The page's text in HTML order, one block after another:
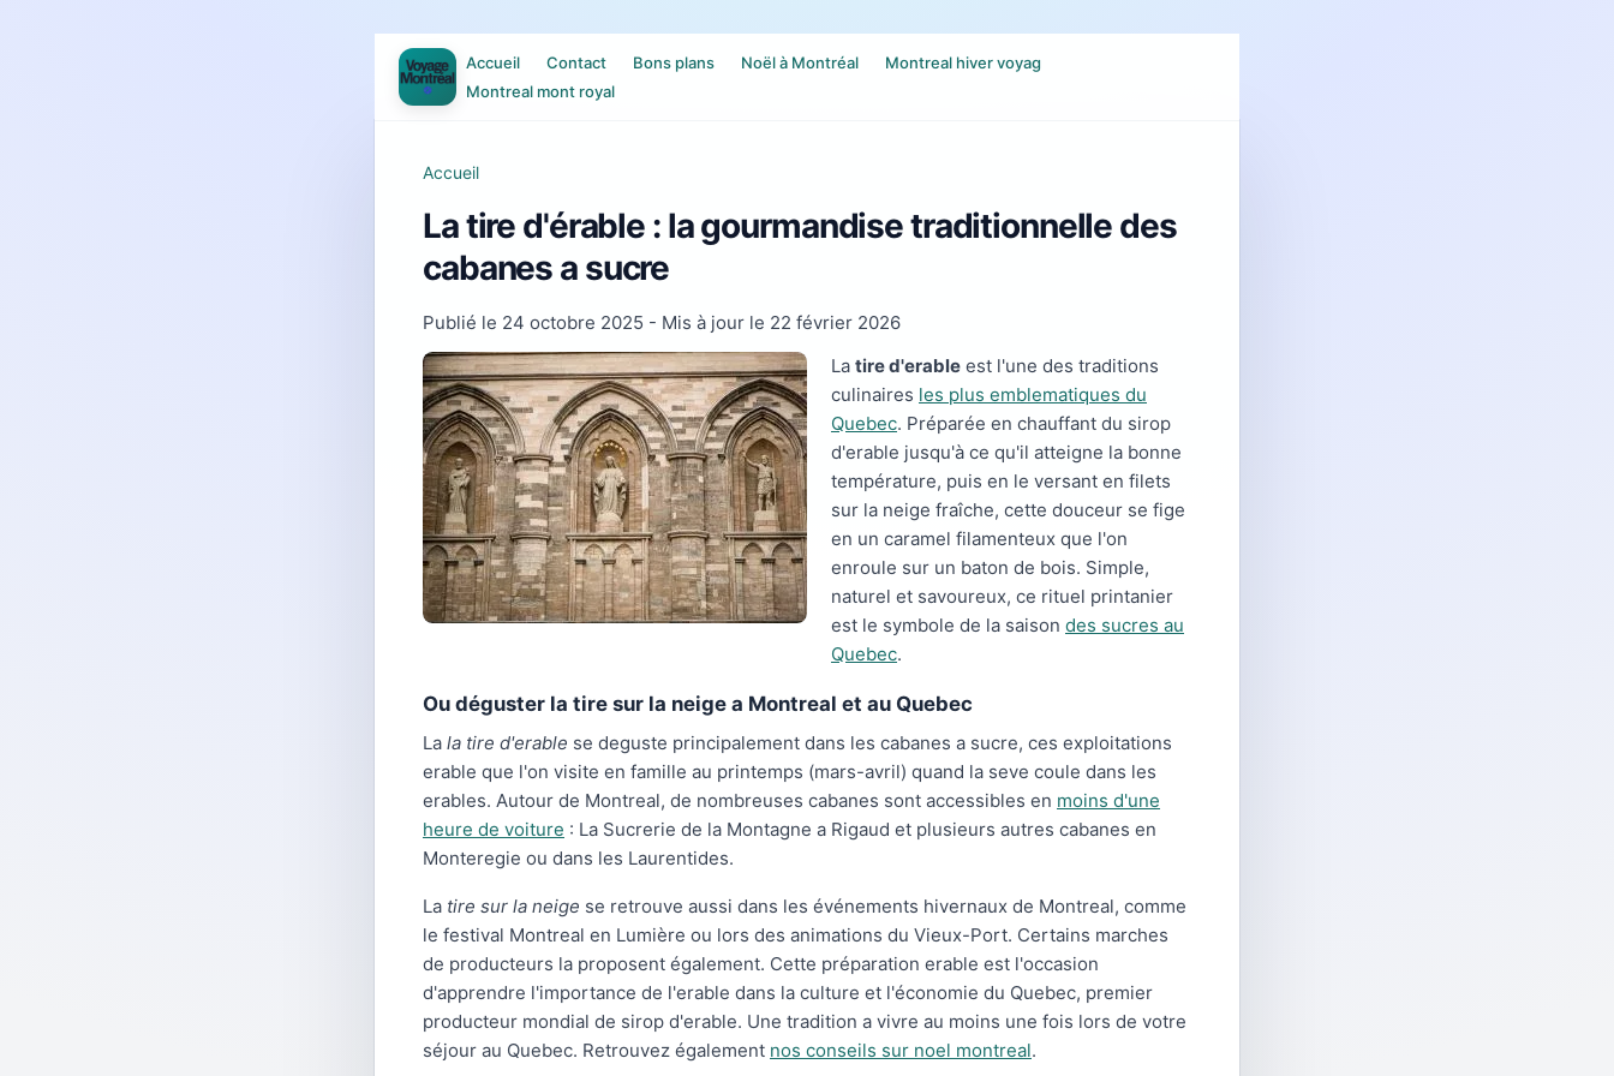
Accueil Contact Bons plans Noël à Montréal
Montreal hiver voyag
Montreal mont royal
Accueil
La tire d'érable : la gourmandise traditionnelle des
cabanes a sucre
Publié le 24 octobre 2025 - Mis à jour le 22 février 2026
La tire d'erable est l'une des traditions
culinaires les plus emblematiques du
Quebec. Préparée en chauffant du sirop
d'erable jusqu'à ce qu'il atteigne la bonne
température, puis en le versant en filets
sur la neige fraîche, cette douceur se fige
en un caramel filamenteux que l'on
enroule sur un baton de bois. Simple,
naturel et savoureux, ce rituel printanier
est le symbole de la saison des sucres au
Quebec.
Ou déguster la tire sur la neige a Montreal et au Quebec
La la tire d'erable se deguste principalement dans les cabanes a sucre, ces exploitations
erable que l'on visite en famille au printemps (mars-avril) quand la seve coule dans les
erables. Autour de Montreal, de nombreuses cabanes sont accessibles en moins d'une
heure de voiture : La Sucrerie de la Montagne a Rigaud et plusieurs autres cabanes en
Monteregie ou dans les Laurentides.
La tire sur la neige se retrouve aussi dans les événements hivernaux de Montreal, comme
le festival Montreal en Lumière ou lors des animations du Vieux-Port. Certains marches
de producteurs la proposent également. Cette préparation erable est l'occasion
d'apprendre l'importance de l'erable dans la culture et l'économie du Quebec, premier
producteur mondial de sirop d'erable. Une tradition a vivre au moins une fois lors de votre
séjour au Quebec. Retrouvez également nos conseils sur noel montreal.